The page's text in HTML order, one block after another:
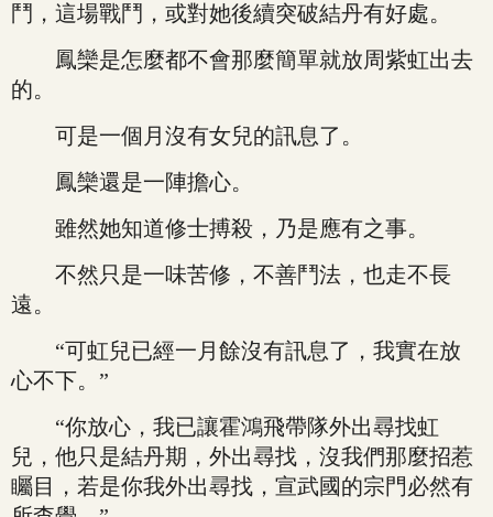
鬥，這場戰鬥，或對她後續突破結丹有好處。
鳳欒是怎麼都不會那麼簡單就放周紫虹出去
的。
可是一個月沒有女兒的訊息了。
鳳欒還是一陣擔心。
雖然她知道修士搏殺，乃是應有之事。
不然只是一味苦修，不善鬥法，也走不長
遠。
“可虹兒已經一月餘沒有訊息了，我實在放
心不下。”
“你放心，我已讓霍鴻飛帶隊外出尋找虹
兒，他只是結丹期，外出尋找，沒我們那麼招惹
矚目，若是你我外出尋找，宣武國的宗門必然有